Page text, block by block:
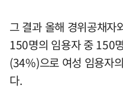
그 결과 올해 경위공채자
150명의 임용자 중 150
(34%)으로 여성 임용자
다.